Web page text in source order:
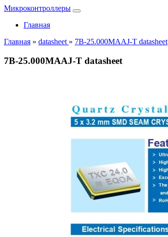
Микроконтроллеры
Главная
Главная » datasheet » 7B-25.000MAAJ-T datasheet
7B-25.000MAAJ-T datasheet